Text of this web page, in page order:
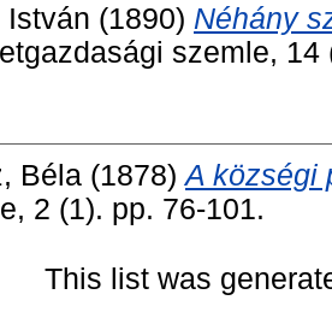
István (1890) Néhány
szemle, 14
Béla (1878)A községi
2 (1). pp. 76-101.
This list was